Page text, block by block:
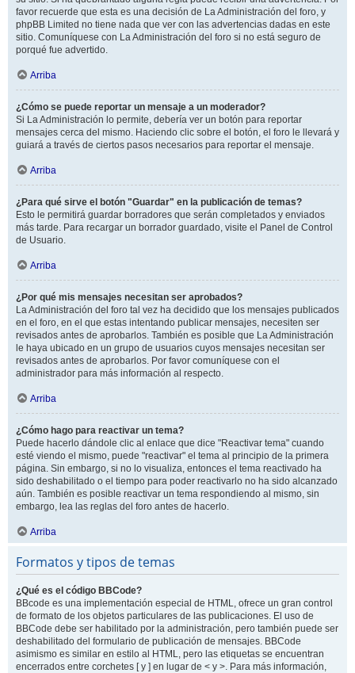
favor recuerde que esta es una decisión de La Administración del foro, y
phpBB Limited no tiene nada que ver con las advertencias dadas en este
sitio. Comuníquese con La Administración del foro si no está seguro de
porqué fue advertido.
Arriba
¿Cómo se puede reportar un mensaje a un moderador?
Si La Administración lo permite, debería ver un botón para reportar
mensajes cerca del mismo. Haciendo clic sobre el botón, el foro le llevará y
guiará a través de ciertos pasos necesarios para reportar el mensaje.
Arriba
¿Para qué sirve el botón "Guardar" en la publicación de temas?
Esto le permitirá guardar borradores que serán completados y enviados
más tarde. Para recargar un borrador guardado, visite el Panel de Control
de Usuario.
Arriba
¿Por qué mis mensajes necesitan ser aprobados?
La Administración del foro tal vez ha decidido que los mensajes publicados
en el foro, en el que estas intentando publicar mensajes, necesiten ser
revisados antes de aprobarlos. También es posible que La Administración
le haya ubicado en un grupo de usuarios cuyos mensajes necesitan ser
revisados antes de aprobarlos. Por favor comuníquese con el
administrador para más información al respecto.
Arriba
¿Cómo hago para reactivar un tema?
Puede hacerlo dándole clic al enlace que dice "Reactivar tema" cuando
esté viendo el mismo, puede "reactivar" el tema al principio de la primera
página. Sin embargo, si no lo visualiza, entonces el tema reactivado ha
sido deshabilitado o el tiempo para poder reactivarlo no ha sido alcanzado
aún. También es posible reactivar un tema respondiendo al mismo, sin
embargo, lea las reglas del foro antes de hacerlo.
Arriba
Formatos y tipos de temas
¿Qué es el código BBCode?
BBcode es una implementación especial de HTML, ofrece un gran control
de formato de los objetos particulares de las publicaciones. El uso de
BBCode debe ser habilitado por la administración, pero también puede ser
deshabilitado del formulario de publicación de mensajes. BBCode
asimismo es similar en estilo al HTML, pero las etiquetas se encuentran
encerrados entre corchetes [ y ] en lugar de < y >. Para más información,